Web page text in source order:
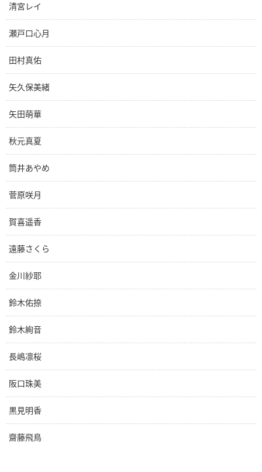
清宮レイ
瀬戸口心月
田村真佑
矢久保美緒
矢田萌華
秋元真夏
筒井あやめ
菅原咲月
賀喜遥香
遠藤さくら
金川紗耶
鈴木佑捺
鈴木絢音
長嶋凛桜
阪口珠美
黒見明香
齋藤飛鳥